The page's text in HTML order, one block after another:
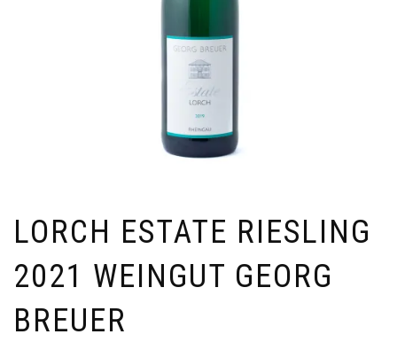
LORCH ESTATE RIESLING
2021 WEINGUT GEORG
BREUER